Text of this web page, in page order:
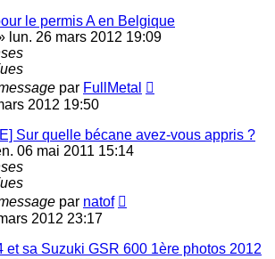
le permis A en Belgique
lun. 26 mars 2012 19:09
par FullMetal
2012 19:50
Sur quelle bécane avez-vous appris ?
06 mai 2011 15:14
par natof
2012 23:17
et sa Suzuki GSR 600 1ère photos 2012